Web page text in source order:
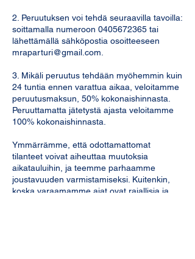
2. Peruutuksen voi tehdä seuraavilla tavoilla:
soittamalla numeroon 0405672365 tai
lähettämällä sähköpostia osoitteeseen
mraparturi@gmail.com.
3. Mikäli peruutus tehdään myöhemmin kuin
24 tuntia ennen varattua aikaa, veloitamme
peruutusmaksun, 50% kokonaishinnasta.
Peruuttamatta jätetystä ajasta veloitamme
100% kokonaishinnasta.
Ymmärrämme, että odottamattomat
tilanteet voivat aiheuttaa muutoksia
aikatauluihin, ja teemme parhaamme
joustavuuden varmistamiseksi. Kuitenkin,
koska varaamamme ajat ovat rajallisia ja